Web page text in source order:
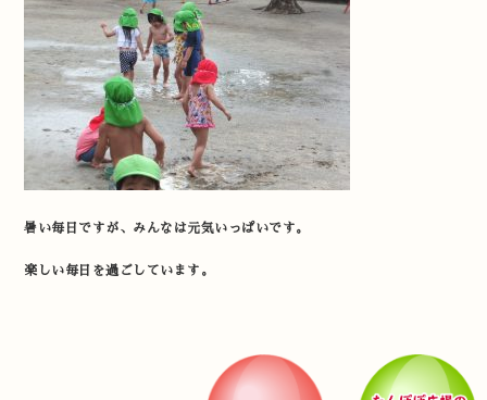
暑い毎日ですが、みんなは元気いっぱいです。
楽しい毎日を過ごしています。